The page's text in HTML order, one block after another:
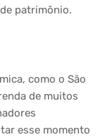
patrimônio.
como o São
de muitos
esse momento